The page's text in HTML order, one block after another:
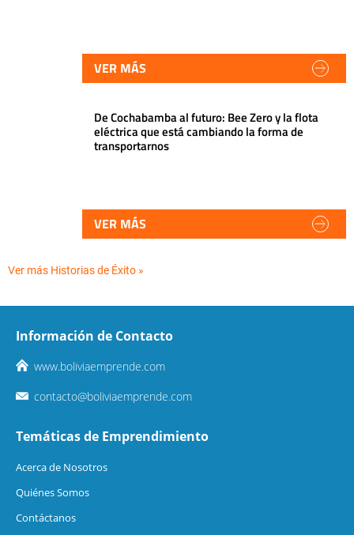
VER MÁS
De Cochabamba al futuro: Bee Zero y la flota
eléctrica que está cambiando la forma de
transportarnos
VER MÁS
Ver más Historias de Éxito »
Información de Contacto
www.boliviaemprende.com
contacto@boliviaemprende.com
Temáticas de Emprendimiento
Acerca de Nosotros
Quiénes Somos
Contáctanos